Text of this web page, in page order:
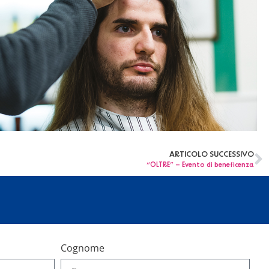
ARTICOLO SUCCESSIVO
“OLTRE” – Evento di beneficenza
Cognome